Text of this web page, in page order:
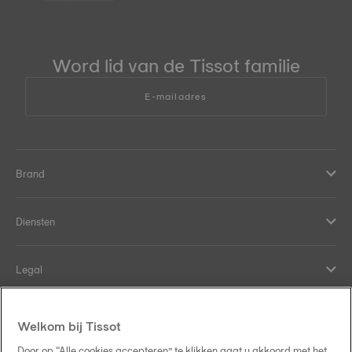
Word lid van de Tissot familie
E-mailadres
Brand
Diensten
Legal
Welkom bij Tissot